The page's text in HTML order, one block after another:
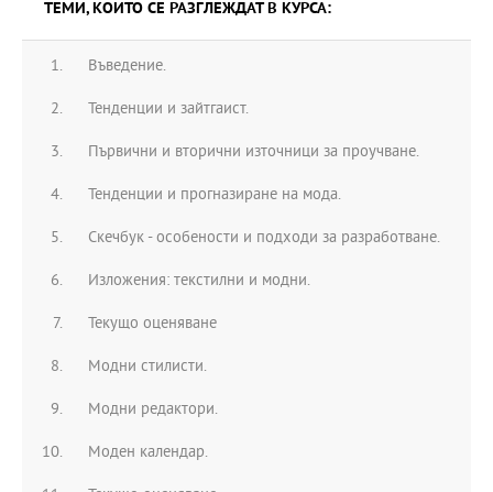
ТЕМИ, КОИТО СЕ РАЗГЛЕЖДАТ В КУРСА:
Въведение.
Тенденции и зайтгаист.
Първични и вторични източници за проучване.
Тенденции и прогназиране на мода.
Скечбук - особености и подходи за разработване.
Изложения: текстилни и модни.
Текущо оценяване
Модни стилисти.
Модни редактори.
Моден календар.